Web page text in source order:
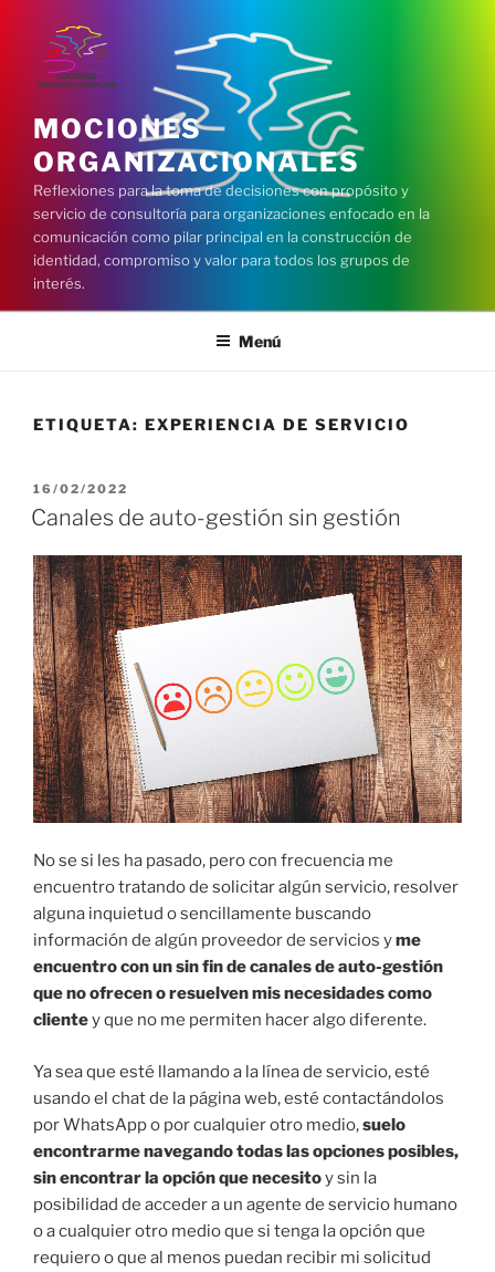
contenido
MOCIONES
ORGANIZACIONALES
Reflexiones para la toma de decisiones con propósito y
servicio de consultoría para organizaciones enfocado en la
comunicación como pilar principal en la construcción de
identidad, compromiso y valor para todos los grupos de
interés.
Menú
ETIQUETA: EXPERIENCIA DE SERVICIO
PUBLICADO
EL
16/02/2022
Canales de auto-gestión sin gestión
No se si les ha pasado, pero con frecuencia me
encuentro tratando de solicitar algún servicio, resolver
alguna inquietud o sencillamente buscando
información de algún proveedor de servicios yme
encuentro con un sin fin de canales de auto-gestión
que no ofrecen o resuelven mis necesidades como
clientey que no me permiten hacer algo diferente.
Ya sea que esté llamando a la línea de servicio, esté
usando el chat de la página web, esté contactándolos
por WhatsApp o por cualquier otro medio,suelo
encontrarme navegando todas las opciones posibles,
sin encontrar la opción que necesitoy sin la
posibilidad de acceder a un agente de servicio humano
o a cualquier otro medio que si tenga la opción que
requiero o que al menos puedan recibir mi solicitud